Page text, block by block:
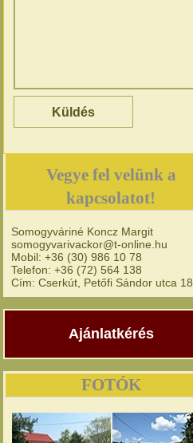
Vegye fel velünk a
kapcsolatot!
Somogyváriné Koncz Margit
somogyvarivackor@t-online.hu
Mobil: +36 (30) 986 10 78
Telefon: +36 (72) 564 138
Cím: Cserkút, Petőfi Sándor utca 18.
Ajánlatkérés
FOTÓK